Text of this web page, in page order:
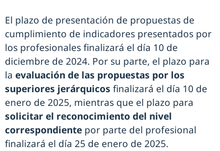
El plazo de presentación de propuestas de
cumplimiento de indicadores presentados por
los profesionales finalizará el día 10 de
diciembre de 2024. Por su parte, el plazo para
la evaluación de las propuestas por los
superiores jerárquicos finalizará el día 10 de
enero de 2025, mientras que el plazo para
solicitar el reconocimiento del nivel
correspondiente por parte del profesional
finalizará el día 25 de enero de 2025.